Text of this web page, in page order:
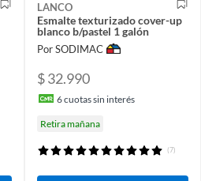
LANCO
Esmalte texturizado cover-up
blanco b/pastel 1 galón
Por SODIMAC
$ 32.990
6cuotas sin interés
Retira mañana
(7)